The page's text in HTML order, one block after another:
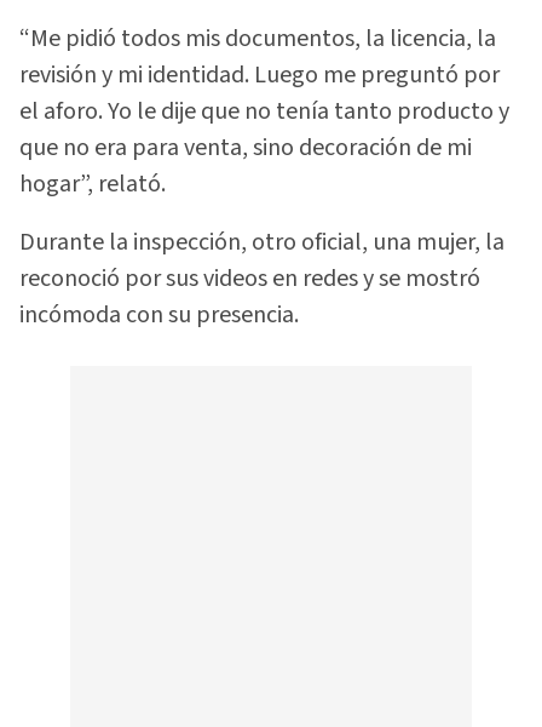
“Me pidió todos mis documentos, la licencia, la
revisión y mi identidad. Luego me preguntó por
el aforo. Yo le dije que no tenía tanto producto y
que no era para venta, sino decoración de mi
hogar”, relató.
Durante la inspección, otro oficial, una mujer, la
reconoció por sus videos en redes y se mostró
incómoda con su presencia.